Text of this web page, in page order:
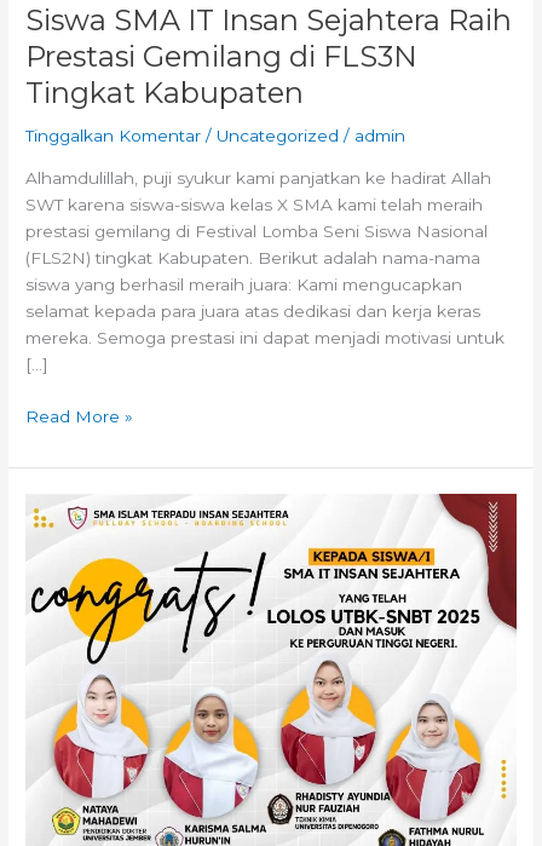
Siswa SMA IT Insan Sejahtera Raih
Prestasi Gemilang di FLS3N
Tingkat Kabupaten
Tinggalkan Komentar / Uncategorized / admin
Alhamdulillah, puji syukur kami panjatkan ke hadirat Allah
SWT karena siswa-siswa kelas X SMA kami telah meraih
prestasi gemilang di Festival Lomba Seni Siswa Nasional
(FLS2N) tingkat Kabupaten. Berikut adalah nama-nama
siswa yang berhasil meraih juara: Kami mengucapkan
selamat kepada para juara atas dedikasi dan kerja keras
mereka. Semoga prestasi ini dapat menjadi motivasi untuk
[…]
Read More »
Pengumuman
Kelulusan
SNBT
2025:
8
SMA
INSAN
SEJAHTERA
Lolos
Perguruan